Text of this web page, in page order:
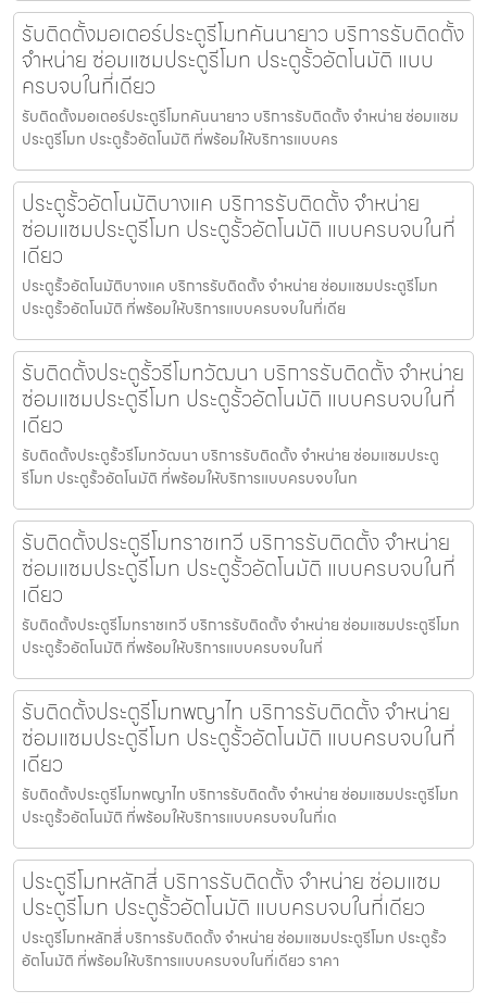
รับติดตั้งมอเตอร์ประตูรีโมทคันนายาว บริการรับติดตั้ง
จำหน่าย ซ่อมแซมประตูรีโมท ประตูรั้วอัตโนมัติ แบบ
ครบจบในที่เดียว
รับติดตั้งมอเตอร์ประตูรีโมทคันนายาว บริการรับติดตั้ง จำหน่าย ซ่อมแซม
ประตูรีโมท ประตูรั้วอัตโนมัติ ที่พร้อมให้บริการแบบคร
ประตูรั้วอัตโนมัติบางแค บริการรับติดตั้ง จำหน่าย
ซ่อมแซมประตูรีโมท ประตูรั้วอัตโนมัติ แบบครบจบในที่
เดียว
ประตูรั้วอัตโนมัติบางแค บริการรับติดตั้ง จำหน่าย ซ่อมแซมประตูรีโมท
ประตูรั้วอัตโนมัติ ที่พร้อมให้บริการแบบครบจบในที่เดีย
รับติดตั้งประตูรั้วรีโมทวัฒนา บริการรับติดตั้ง จำหน่าย
ซ่อมแซมประตูรีโมท ประตูรั้วอัตโนมัติ แบบครบจบในที่
เดียว
รับติดตั้งประตูรั้วรีโมทวัฒนา บริการรับติดตั้ง จำหน่าย ซ่อมแซมประตู
รีโมท ประตูรั้วอัตโนมัติ ที่พร้อมให้บริการแบบครบจบในท
รับติดตั้งประตูรีโมทราชเทวี บริการรับติดตั้ง จำหน่าย
ซ่อมแซมประตูรีโมท ประตูรั้วอัตโนมัติ แบบครบจบในที่
เดียว
รับติดตั้งประตูรีโมทราชเทวี บริการรับติดตั้ง จำหน่าย ซ่อมแซมประตูรีโมท
ประตูรั้วอัตโนมัติ ที่พร้อมให้บริการแบบครบจบในที่
รับติดตั้งประตูรีโมทพญาไท บริการรับติดตั้ง จำหน่าย
ซ่อมแซมประตูรีโมท ประตูรั้วอัตโนมัติ แบบครบจบในที่
เดียว
รับติดตั้งประตูรีโมทพญาไท บริการรับติดตั้ง จำหน่าย ซ่อมแซมประตูรีโมท
ประตูรั้วอัตโนมัติ ที่พร้อมให้บริการแบบครบจบในที่เด
ประตูรีโมทหลักสี่ บริการรับติดตั้ง จำหน่าย ซ่อมแซม
ประตูรีโมท ประตูรั้วอัตโนมัติ แบบครบจบในที่เดียว
ประตูรีโมทหลักสี่ บริการรับติดตั้ง จำหน่าย ซ่อมแซมประตูรีโมท ประตูรั้ว
อัตโนมัติ ที่พร้อมให้บริการแบบครบจบในที่เดียว ราคา